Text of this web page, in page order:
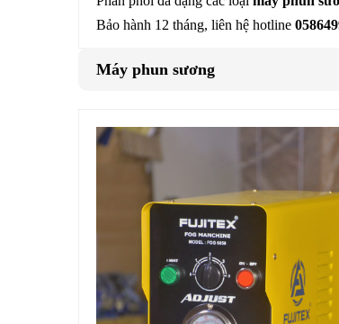
Bảo hành 12 tháng, liên hệ hotline
Máy phun sương